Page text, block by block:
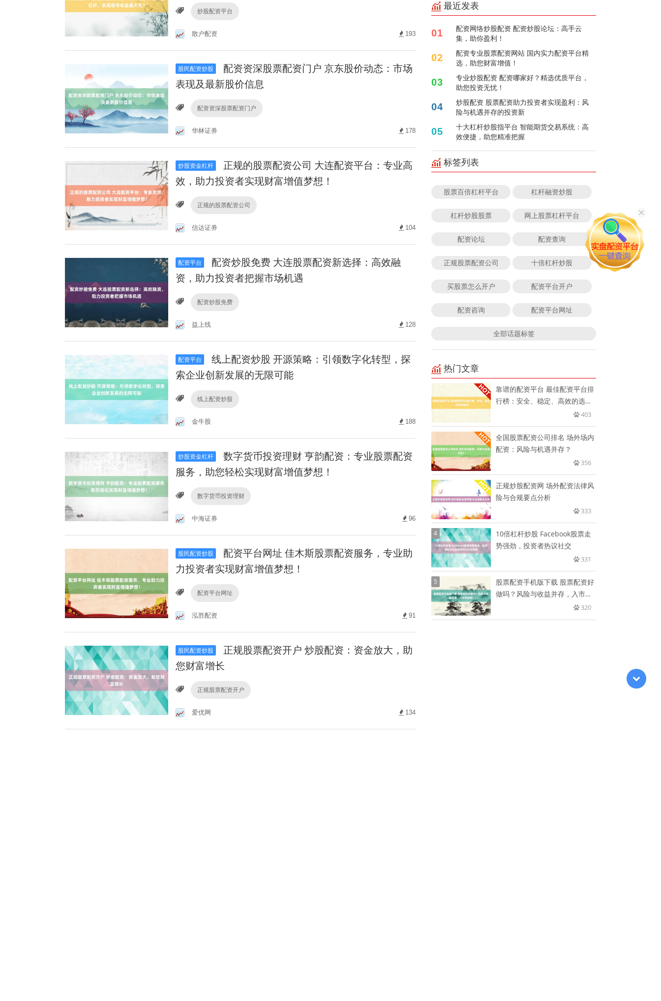
炒股配资平台
散户配资 193
股民配资炒股
配资资深股票配资门户 京东股价动态：市场
表现及最新股价信息
配资资深股票配资门户
华林证券 178
炒股资金杠杆
正规的股票配资公司 大连配资平台：专业高
效，助力投资者实现财富增值梦想！
正规的股票配资公司
信达证券 104
配资平台
配资炒股免费 大连股票配资新选择：高效融
资，助力投资者把握市场机遇
配资炒股免费
益上线 128
配资平台
线上配资炒股 开源策略：引领数字化转型，探
索企业创新发展的无限可能
线上配资炒股
金牛股 188
炒股资金杠杆
数字货币投资理财 亨韵配资：专业股票配资
服务，助您轻松实现财富增值梦想！
数字货币投资理财
中海证券 96
股民配资炒股
配资平台网址 佳木斯股票配资服务，专业助
力投资者实现财富增值梦想！
配资平台网址
泓胜配资 91
股民配资炒股
正规股票配资开户 炒股配资：资金放大，助
您财富增长
正规股票配资开户
爱优网 134
最近发表
01
配资网络炒股配资 配资炒股论坛：高手云
集，助你盈利！
02
配资专业股票配资网站 国内实力配资平台精
选，助您财富增值！
03
专业炒股配资 配资哪家好？精选优质平台，
助您投资无忧！
04
炒股配资 股票配资助力投资者实现盈利：风
险与机遇并存的投资新
05
十大杠杆炒股指平台 智能期货交易系统：高
效便捷，助您精准把握
标签列表
股票百倍杠杆平台 杠杆融资炒股
杠杆炒股股票 网上股票杠杆平台
配资论坛 配资查询
正规股票配资公司 十倍杠杆炒股
买股票怎么开户 配资平台开户
配资咨询 配资平台网址
全部话题标签
热门文章
靠谱的配资平台 最佳配资平台排
行榜：安全、稳定、高效的选
403
全国股票配资公司排名 场外场内
配资：风险与机遇并存？
356
正规炒股配资网 场外配资法律风
险与合规要点分析
333
4
10倍杠杆炒股 Facebook股票走
势强劲，投资者热议社交
331
5
股票配资手机版下载 股票配资好
做吗？风险与收益并存，入市需
320